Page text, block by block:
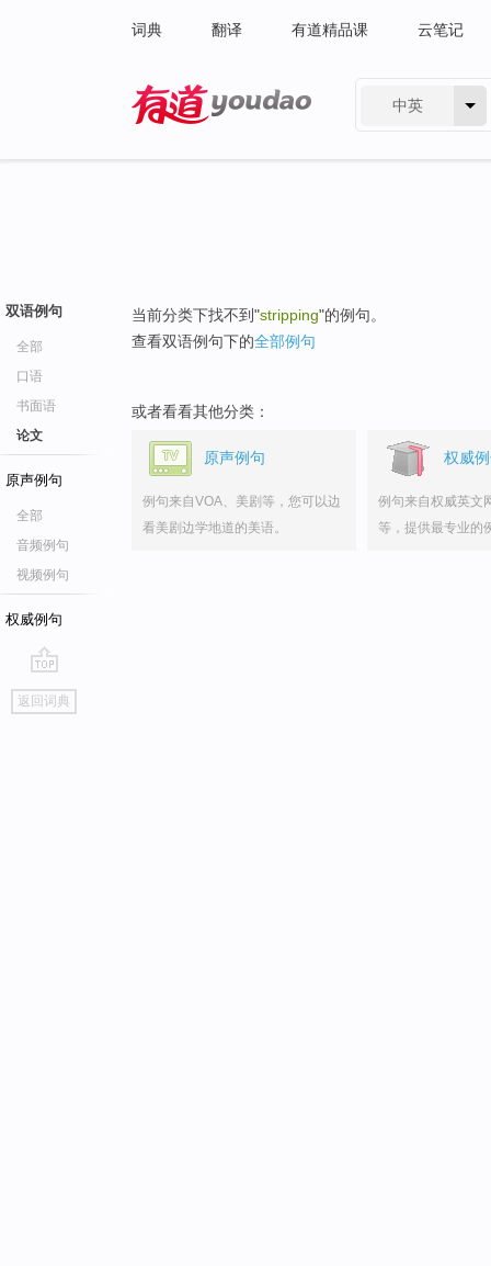
词典 翻译 有道精品课 云笔记
中英
双语例句
全部
口语
书面语
论文
原声例句
全部
音频例句
视频例句
权威例句
go
top
返回词典
当前分类下找不到"stripping"的例句。
查看双语例句下的全部例句
或者看看其他分类：
原声例句
例句来自VOA、美剧等，您可以边
看美剧边学地道的美语。
权威
例句来自权威英文
等，提供最专业的